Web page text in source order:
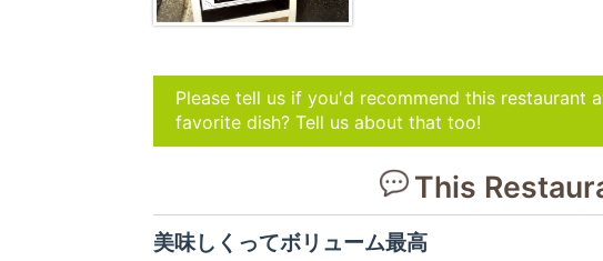
Please tell us if you'd recommend this restaurant
favorite dish? Tell us about that too!
This
美味しくってボリューム最高